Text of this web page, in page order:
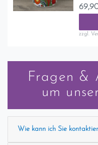
zzgl.
Fragen &
um
Wie kann ich Sie